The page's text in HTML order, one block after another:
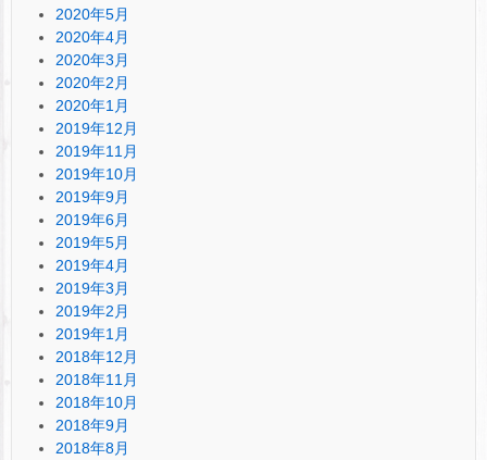
2020年5月
2020年4月
2020年3月
2020年2月
2020年1月
2019年12月
2019年11月
2019年10月
2019年9月
2019年6月
2019年5月
2019年4月
2019年3月
2019年2月
2019年1月
2018年12月
2018年11月
2018年10月
2018年9月
2018年8月